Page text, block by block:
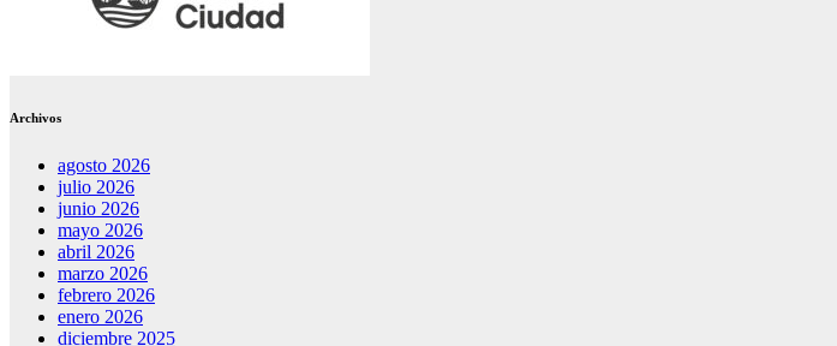
Archivos
agosto 2026
julio 2026
junio 2026
mayo 2026
abril 2026
marzo 2026
febrero 2026
enero 2026
diciembre 2025